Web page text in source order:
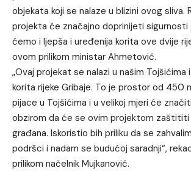
objekata koji se nalaze u blizini ovog sliva.
projekta će značajno doprinijeti sigurnosti
ćemo i ljepša i uređenija korita ove dvije
ovom prilikom ministar Ahmetović.
„Ovaj projekat se nalazi u našim Tojšićima
korita rijeke Gribaje. To je prostor od 450
pijace u Tojšićima i u velikoj mjeri će
obzirom da će se ovim projektom zaštititi
građana. Iskoristio bih priliku da se
podršci i nadam se budućoj saradnji“,
prilikom načelnik Mujkanović.